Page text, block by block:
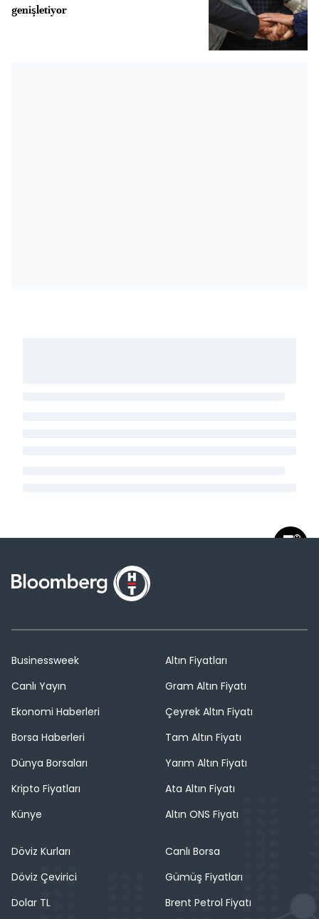
genişletiyor
Businessweek
Canlı Yayın
Ekonomi Haberleri
Borsa Haberleri
Dünya Borsaları
Kripto Fiyatları
Künye
Altın Fiyatları
Gram Altın Fiyatı
Çeyrek Altın Fiyatı
Tam Altın Fiyatı
Yarım Altın Fiyatı
Ata Altın Fiyatı
Altın ONS Fiyatı
Döviz Kurları
Döviz Çevirici
Dolar TL
Canlı Borsa
Gümüş Fiyatları
Brent Petrol Fiyatı